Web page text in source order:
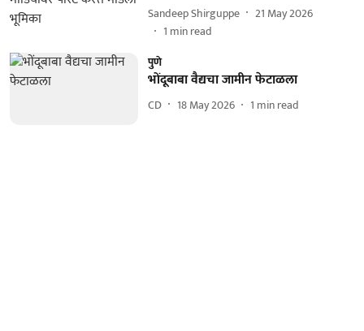
Sandeep Shirguppe
21 May 2026
1 min read
पुणे
भोंदूबाबा वैद्यचा जामीन फेटाळला
CD 18 May 2026 1 min read